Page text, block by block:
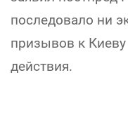
последовало ни
призывов к
действия.